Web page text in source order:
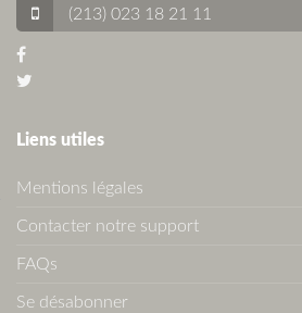
(213) 023 18 21 11
Liens utiles
Mentions légales
Contacter notre support
FAQs
Se désabonner